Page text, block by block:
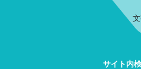
サイト内